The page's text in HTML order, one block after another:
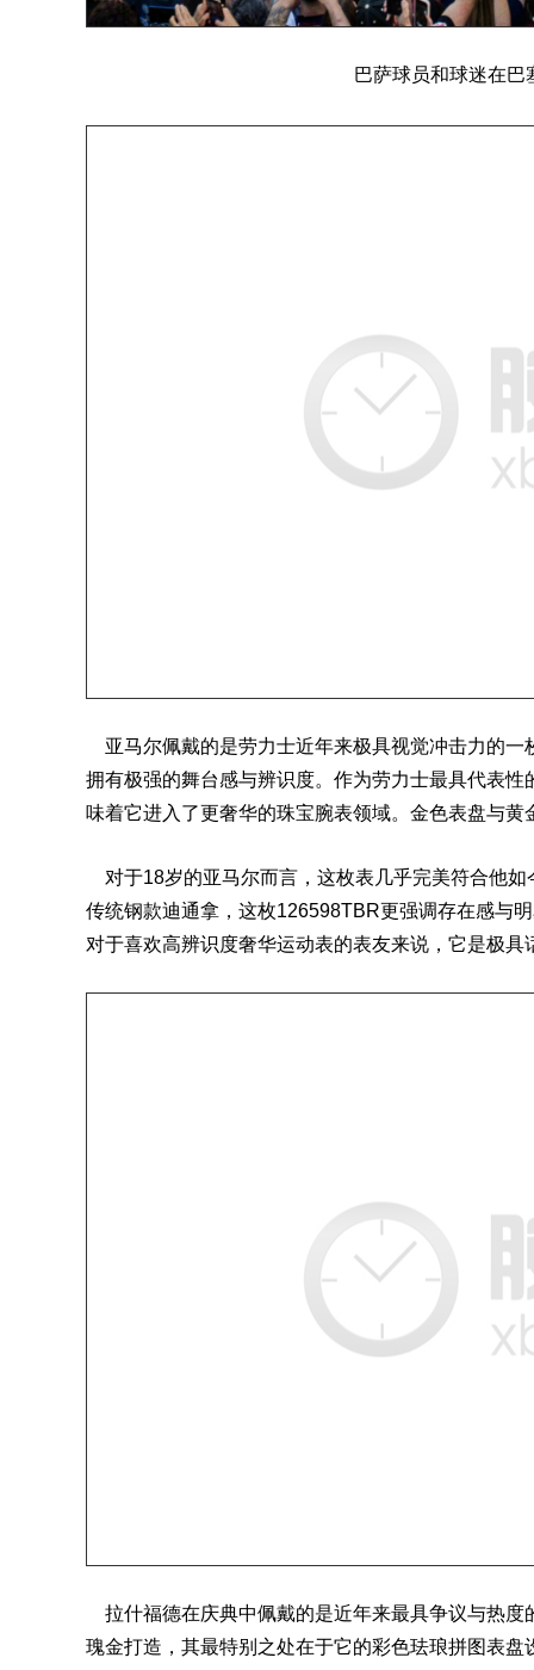
巴萨球员和球迷在
亚马尔佩戴的是劳力士近年来极具视觉冲击力的一
拥有极强的舞台感与辨识度。作为劳力士最具代表
味着它进入了更奢华的珠宝腕表领域。金色表盘与
对于18岁的亚马尔而言，这枚表几乎完美符合他
传统钢款迪通拿，这枚126598TBR更强调存在感与
对于喜欢高辨识度奢华运动表的表友来说，它是极具
拉什福德在庆典中佩戴的是近年来最具争议与热
瑰金打造，其最特别之处在于它的彩色珐琅拼图表盘